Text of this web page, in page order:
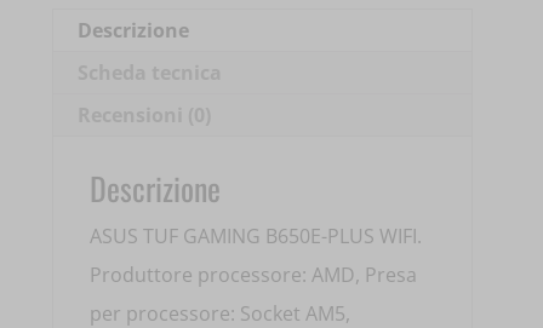
4XDDR5
Descrizione
Descrizione
ASUS TUF GAMING B650E-PLUS WIFI.
Produttore processore: AMD, Presa
per processore: Socket AM5,